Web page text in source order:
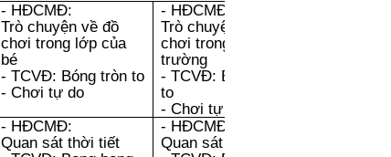
- HĐCMĐ:
Trò chuyện về đồ
chơi trong lớp của
bé
- TCVĐ: Bóng tròn to
- Chơi tự do
- HĐCMĐ:
Trò chuyện về đồ
chơi trong sân
trường
- TCVĐ: Bóng tròn
to
- Chơi tự do
- HĐCMĐ:
Quan sát thời tiết
- HĐCMĐ:
Quan sát thời tiết